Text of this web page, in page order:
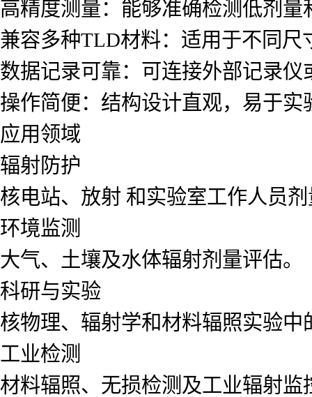
高精度测量：能够准确检测低剂量
兼容多种TLD材料：适用于不同尺
数据记录可靠：可连接外部记录
操作简便：结构设计直观，易于实
应用领域
辐射防护
核电站、放射 和实验室工作人员
环境监测
大气、土壤及水体辐射剂量评估。
科研与实验
核物理、辐射学和材料辐照实验中
工业检测
材料辐照、无损检测及工业辐射监